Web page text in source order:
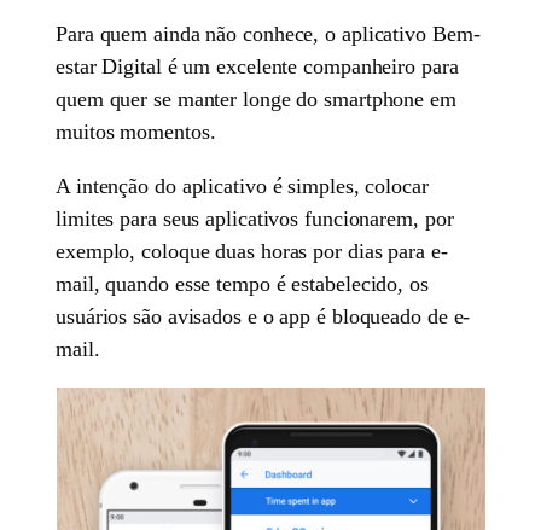
Para quem ainda não conhece, o aplicativo Bem-
estar Digital é um excelente companheiro para
quem quer se manter longe do smartphone em
muitos momentos.
A intenção do aplicativo é simples, colocar
limites para seus aplicativos funcionarem, por
exemplo, coloque duas horas por dias para e-
mail, quando esse tempo é estabelecido, os
usuários são avisados e o app é bloqueado de e-
mail.